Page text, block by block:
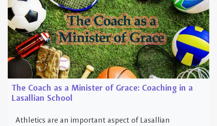
The Coach as a Minister of Grace: Coaching in a
Lasallian School
Athletics are an important aspect of Lasallian
schools. Coaches are called to cooperate with the
mission of Lasallian education in the holistic
formation of the students entrusted to their care.